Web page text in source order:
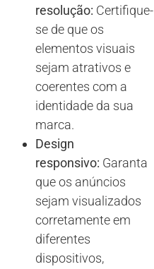
resolução: Certifique-
se de que os
elementos visuais
sejam atrativos e
coerentes com a
identidade da sua
marca.
Design
responsivo: Garanta
que os anúncios
sejam visualizados
corretamente em
diferentes
dispositivos,